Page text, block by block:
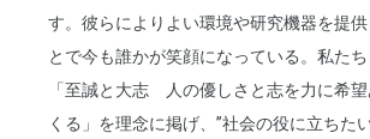
2023
05.30
採用サイトをリニューアルいたしまし
2026
す。彼らによりよい環境や研究機器を提供
とで今も誰かが笑顔になっている。私た
「至誠と大志 人の優しさと志を力に希
くる」を理念に掲げ、”社会の役に立ちた